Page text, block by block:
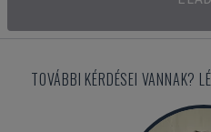
TOVÁBBI KÉRDÉSEI VANNAK?